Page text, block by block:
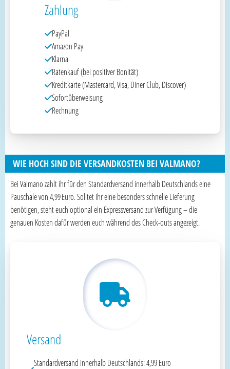
Zahlung
PayPal
Amazon Pay
Klarna
Ratenkauf (bei positiver Bonität)
Kreditkarte (Mastercard, Visa, Diner Club, Discover)
Sofortüberweisung
Rechnung
WIE HOCH SIND DIE VERSANDKOSTEN BEI VALMANO?
Bei Valmano zahlt ihr für den Standardversand innerhalb Deutschlands eine
Pauschale von 4,99 Euro. Solltet ihr eine besonders schnelle Lieferung
benötigen, steht euch optional ein Expressversand zur Verfügung – die
genauen Kosten dafür werden euch während des Check-outs angezeigt.
Versand
Standardversand innerhalb Deutschlands: 4,99 Euro